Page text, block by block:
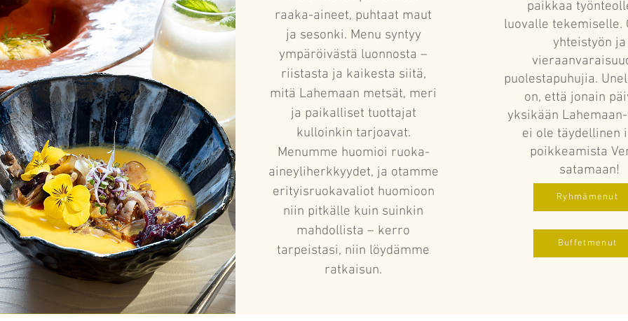
raaka-aineet, puhtaat maut
ja sesonki. Menu syntyy
ympäröivästä luonnosta –
riistasta ja kaikesta siitä,
mitä Lahemaan metsät, meri
ja paikalliset tuottajat
kulloinkin tarjoavat.
Menumme huomioi ruoka-
aineyliherkkyydet, ja otamme
erityisruokavaliot huomioon
niin pitkälle kuin suinkin
mahdollista – kerro
tarpeistasi, niin löydämme
ratkaisun.
paikkaa
luovalle tekemiselle.
yhteistyön ja
puolestapuhujia.
on, että jonain
yksikään
ei ole täydellinen
poikkeamista
satamaan!
Ryhmämenut
Buffetmenut